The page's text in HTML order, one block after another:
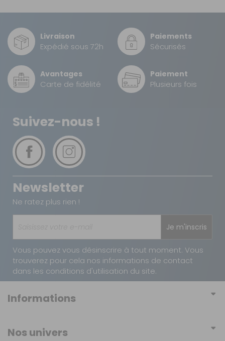
Livraison
Expédié sous 72h
Paiements
Sécurisés
Avantages
Carte de fidélité
Paiement
Plusieurs fois
Suivez-nous !
Newsletter
Ne ratez plus rien !
Je m'inscris
Vous pouvez vous désinscrire à tout moment. Vous
trouverez pour cela nos informations de contact
dans les conditions d'utilisation du site.
Informations
Conditions générales d'utilisation
Nos univers